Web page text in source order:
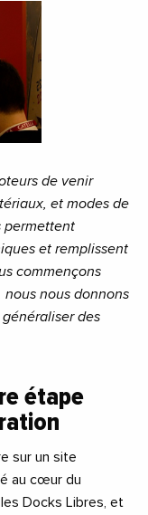
de venir
et modes de
permettent
et remplissent
commençons
nous donnons
des
étape
sur un site
au cœur du
Docks Libres, et